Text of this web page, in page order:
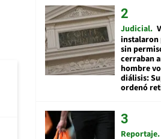
Judicial
instalaron
sin
cerraban
hombre
diálisis:
ordenó
Reportaje